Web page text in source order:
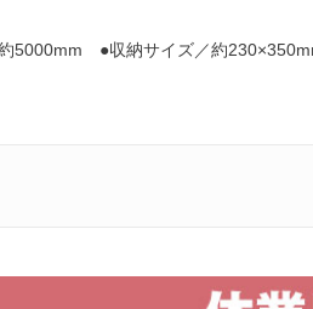
5000mm ●収納サイズ／約